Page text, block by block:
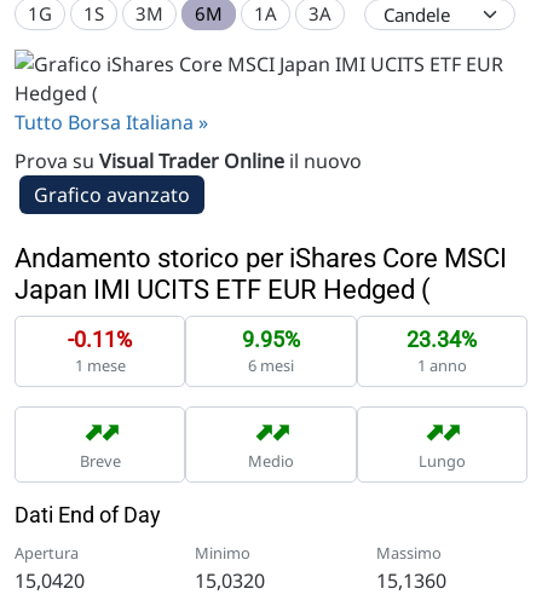
1G 1S 3M 6M 1A 3A
Tutto Borsa Italiana »
Prova su Visual Trader Online il nuovo
Grafico avanzato
Andamento storico per iShares Core MSCI
Japan IMI UCITS ETF EUR Hedged (
-0.11%
1 mese
9.95%
6 mesi
23.34%
1 anno
➡
➡
Breve
➡
➡
Medio
➡
➡
Lungo
Dati End of Day
Apertura
15,0420
Minimo
15,0320
Massimo
15,1360